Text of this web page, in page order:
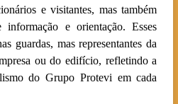
e visitantes, mas também
e orientação. Esses
guardas, mas representantes da
ou do edifício, refletindo a
do Grupo Protevi em cada